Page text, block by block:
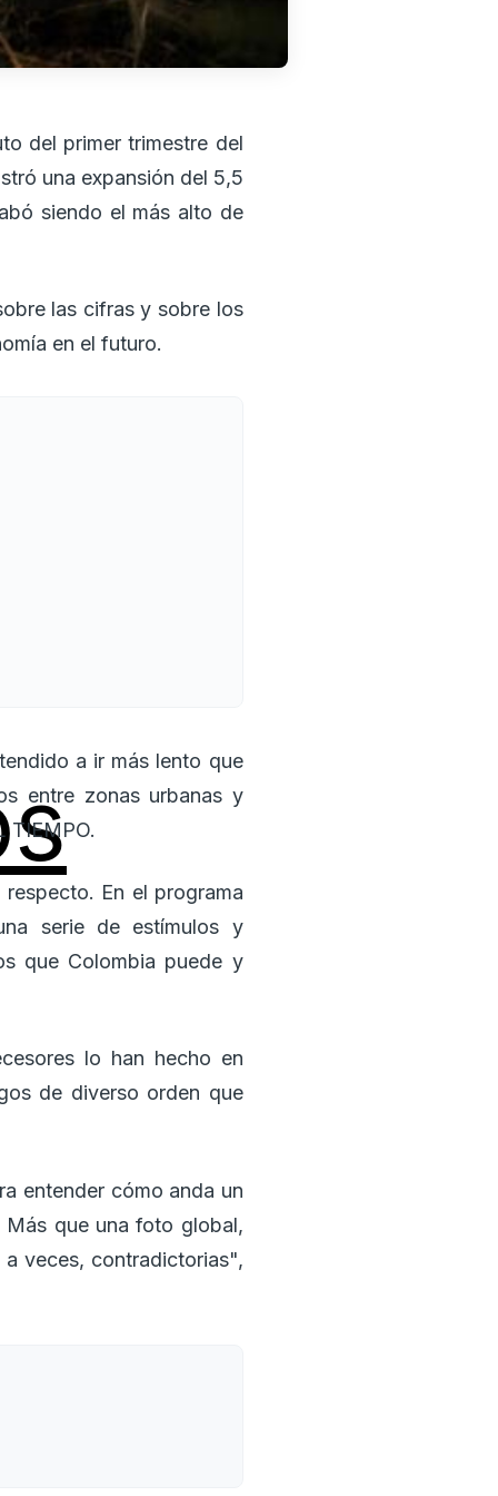
del primer trimestre del
una expansión del 5,5
siendo el más alto de
las cifras y sobre los
en el futuro.
a ir más lento que
entre zonas urbanas y
TIEMPO.
En el programa
serie de estímulos y
que Colombia puede y
lo han hecho en
de diverso orden que
entender cómo anda un
que una foto global,
a veces, contradictorias",